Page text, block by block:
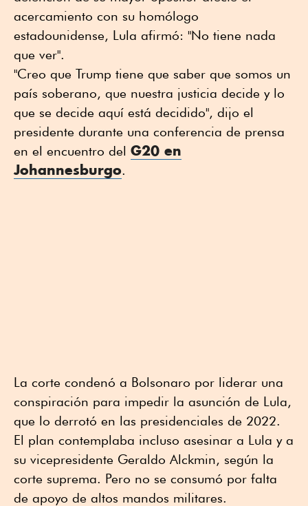
acercamiento con su homólogo
estadounidense, Lula afirmó: "No tiene nada
que ver".
"Creo que Trump tiene que saber que somos un
país soberano, que nuestra justicia decide y lo
que se decide aquí está decidido", dijo el
presidente durante una conferencia de prensa
en el encuentro del G20 en
Johannesburgo.
La corte condenó a Bolsonaro por liderar una
conspiración para impedir la asunción de Lula,
que lo derrotó en las presidenciales de 2022.
El plan contemplaba incluso asesinar a Lula y a
su vicepresidente Geraldo Alckmin, según la
corte suprema. Pero no se consumó por falta
de apoyo de altos mandos militares.